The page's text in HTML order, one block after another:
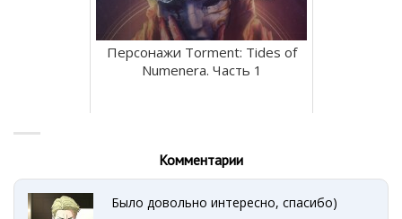
Персонажи Torment: Tides of
Numenera. Часть 1
Комментарии
Было довольно интересно, спасибо)